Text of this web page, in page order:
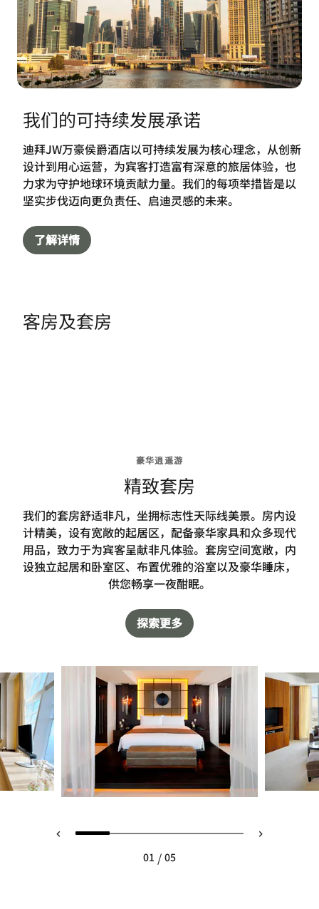
我们的可持续发展承诺
迪拜JW万豪侯爵酒店以可持续发展为核心理念，从创新
设计到用心运营，为宾客打造富有深意的旅居体验，也
力求为守护地球环境贡献力量。我们的每项举措皆是以
坚实步伐迈向更负责任、启迪灵感的未来。
了解详情
客房及套房
豪华逍遥游
精致套房
我们的套房舒适非凡，坐拥标志性天际线美景。房内设
计精美，设有宽敞的起居区，配备豪华家具和众多现代
用品，致力于为宾客呈献非凡体验。套房空间宽敞，内
设独立起居和卧室区、布置优雅的浴室以及豪华睡床，
供您畅享一夜酣眠。
探索更多
01 / 05